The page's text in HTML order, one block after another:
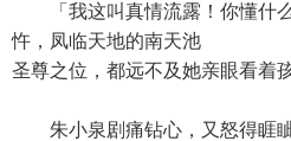
「我这叫真情流露！你懂什么
忤，凤临天地的南天池
圣尊之位，都远不及她亲眼看着
朱小泉剧痛钻心，又怒得睚眦